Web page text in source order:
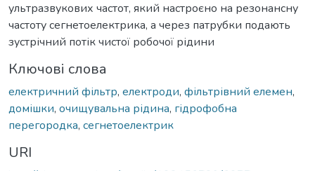
ультразвукових частот, який настроєно на резонансну
частоту сегнетоелектрика, а через патрубки подають
зустрічний потік чистої робочої рідини
Ключові слова
електричний фільтр, електроди, фільтрівний елемен,
домішки, очищувальна рідина, гідрофобна
перегородка, сегнетоелектрик
URI